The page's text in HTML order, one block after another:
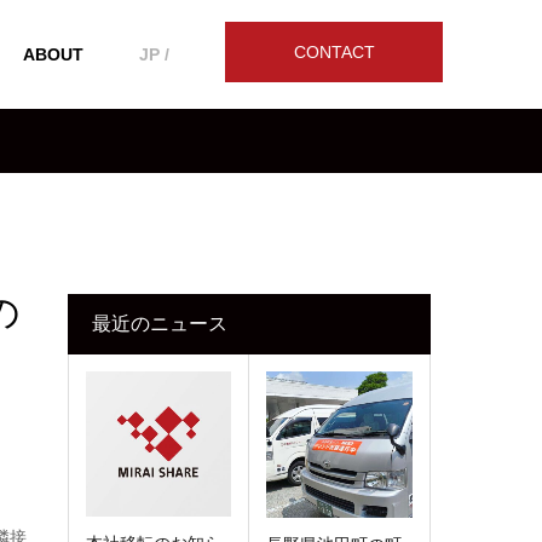
CONTACT
ABOUT JP /
接
最近のニュース